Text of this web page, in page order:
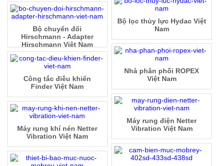
Bộ lọc thủy lực Hydac Việt
Nam
Bộ chuyển đổi
Hirschmann - Adapter
Hirschmann Việt Nam
Nhà phân phối ROPEX
Việt Nam
Công tắc điều khiển
Finder Việt Nam
Máy rung điện Netter
Vibration Việt Nam
Máy rung khí nén Netter
Vibration Việt Nam